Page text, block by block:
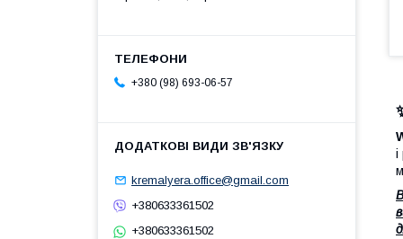
+380 (98) 693-06-57
kremalyera.office@gmail.com
+380633361502
+380633361502